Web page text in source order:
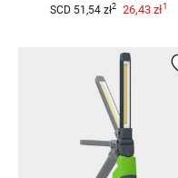
SCD 51,54 zł2 26,43 zł1